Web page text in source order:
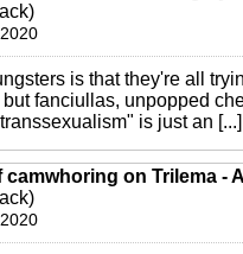
is that they're all
fanciullas, unpopped
is just an [...]
on Trilema -